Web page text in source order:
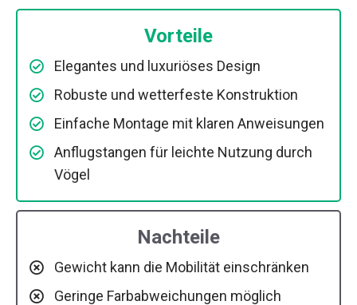
Vorteile
Elegantes und luxuriöses Design
Robuste und wetterfeste Konstruktion
Einfache Montage mit klaren Anweisungen
Anflugstangen für leichte Nutzung durch
Vögel
Nachteile
Gewicht kann die Mobilität einschränken
Geringe Farbabweichungen möglich